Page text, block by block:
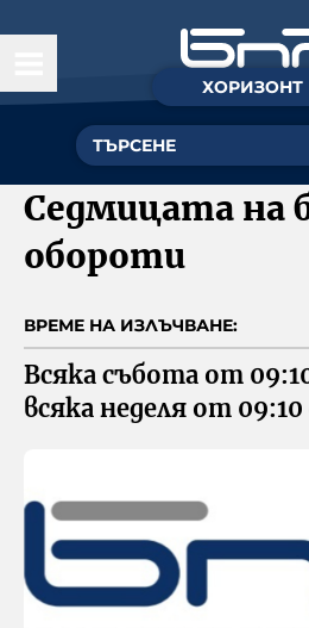
ХОРИЗОНТ
Днес
Истории
На фокус
Посоки
Арт зона
Зелено
Седмицата на
обороти
ВРЕМЕ НА ИЗЛЪЧВАНЕ:
Всяка събота от
всяка неделя от